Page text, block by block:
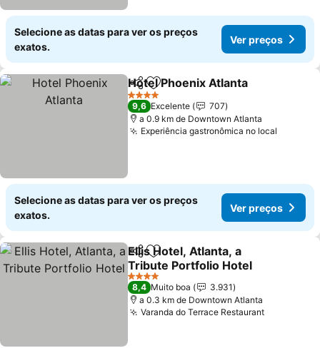
Selecione as datas para ver os preços
exatos.
Ver preços
PartilharAdicionar aos favoritos
Hotel Phoenix Atlanta
4 Estrelas
9,6 Excelente
707
a 0.9 km de Downtown Atlanta
Experiência gastronômica no local
Selecione as datas para ver os preços
exatos.
Ver preços
PartilharAdicionar aos favoritos
Ellis Hotel, Atlanta, a
Tribute Portfolio Hotel
Ver preços
4 Estrelas
8,4 Muito boa
3.931
a 0.3 km de Downtown Atlanta
Varanda do Terrace RestaurantVer